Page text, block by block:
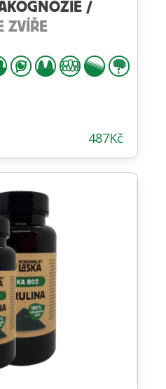
/
ZVÍŘE
487Kč